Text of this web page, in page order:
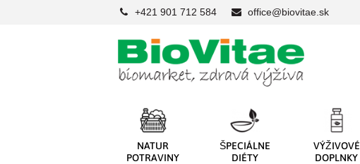
+421 901 712 584 office@biovitae.sk
NATUR
POTRAVINY
ŠPECIÁLNE
DIÉTY
VÝŽIVOVÉ
DOPLNKY